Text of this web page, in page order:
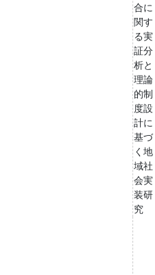
合に
関す
る実
証分
析と
理論
的制
度設
計に
基づ
く地
域社
会実
装研
究